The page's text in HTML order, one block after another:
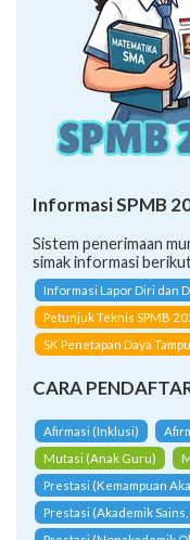
Informasi SPMB
Sistem penerimaan
simak informasi
Informasi Lapor Diri dan
Petunjuk Teknis SPMB
SK Penetapan Daya
CARA
Afirmasi (Inklusi)
Mutasi (Anak Guru)
Prestasi (Kemampuan
Prestasi (Akademik